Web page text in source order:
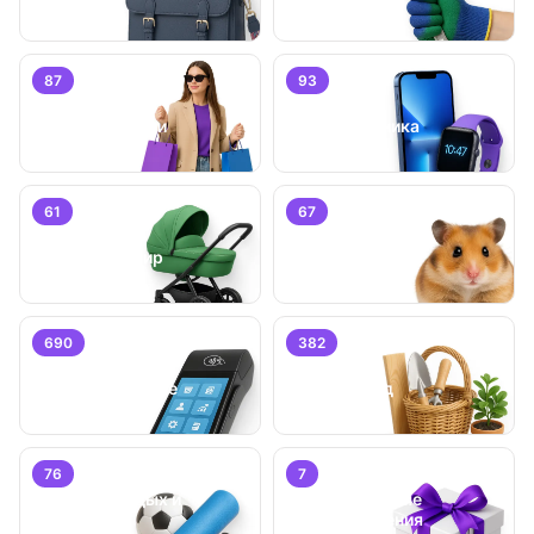
87
Личные вещи
93
Электроника
61
Детский мир
67
690
Оборудование
382
Дом и сад
76
Хобби, отдых и
7
Специальные
предложения